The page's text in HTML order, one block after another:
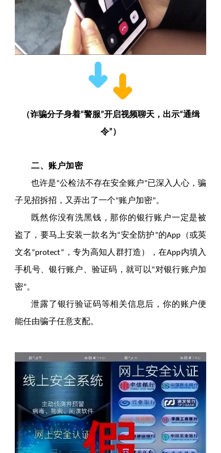
（诈骗分子身着“警服”开启视频聊天，出示“通缉
令”）
二、 账户加密
也许是“公检法不存在安全账户”已深入人心，骗
子见招拆招，又弄出了一个“账户加密”。
既然你没有洗黑钱，那你的银行账户一定是被
盗了，要马上安装一款名为“安全防护”的App （或英
文名“protect” ，专为高知人群打造），在App内填入
手机号、银行账户、验证码，就可以“对银行账户加
密”。
泄露了银行验证码等相关信息后，你的账户便
能任由骗子任意支配。